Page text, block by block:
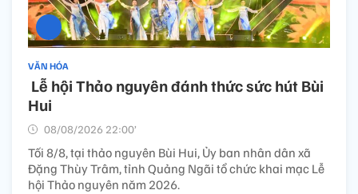
VĂN HÓA
​ Lễ hội Thảo nguyên đánh thức sức hút Bùi
Hui
08/08/2026 22:00’
Tối 8/8, tại thảo nguyên Bùi Hui, Ủy ban nhân dân xã
Đặng Thùy Trâm, tỉnh Quảng Ngãi tổ chức khai mạc Lễ
hội Thảo nguyên năm 2026.